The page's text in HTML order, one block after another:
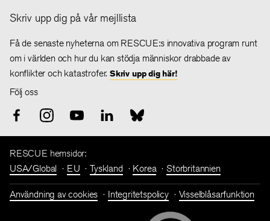
Skriv upp dig på vår mejllista
Få de senaste nyheterna om RESCUE:s innovativa program runt
om i världen och hur du kan stödja människor drabbade av
konflikter och katastrofer. Skriv upp dig här!
Följ oss
RESCUE hemsidor:
USA/Global
EU Tyskland Korea Storbritannien
Användning av cookies Integritetspolicy Visselblåsarfunktion